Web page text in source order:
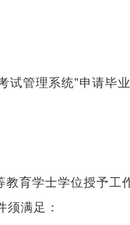
试管理系统”申请毕
育学士学位授予工
满足：